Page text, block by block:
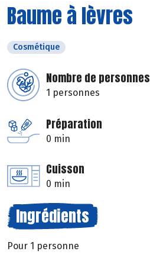
Baume à lèvres
Cosmétique
Nombre de personnes
1 personnes
Préparation
0 min
Cuisson
0 min
Ingrédients
Pour 1 personne